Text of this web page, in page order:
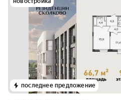
последнее предложение